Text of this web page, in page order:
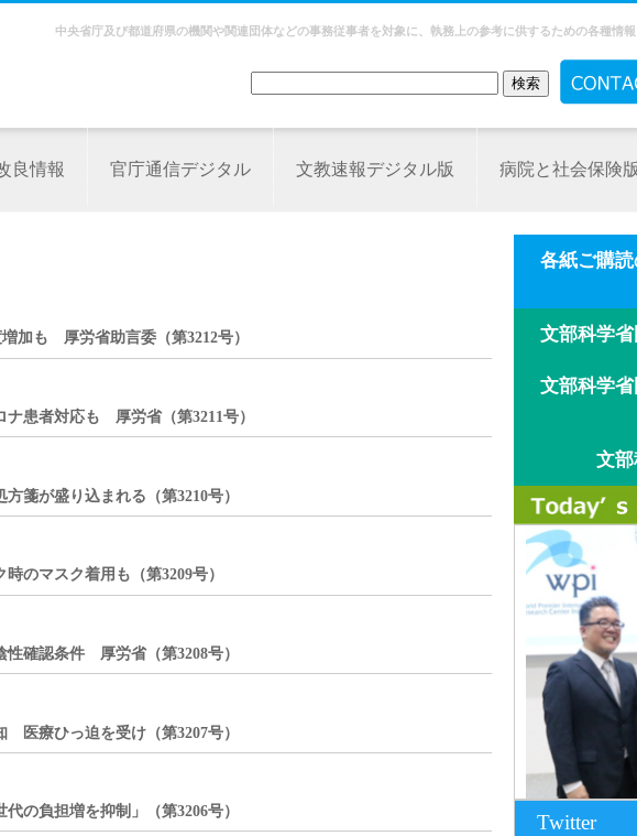
中央省庁及び都道府県の機関や関連団体などの事務従事者を対象に、執務上の参考に供するための各種情
良情報 官庁通信デジタル 文教速報デジタル版 病院と社会保険版
加も 厚労省助言委（第3212号）
患者対応も 厚労省（第3211号）
箋が盛り込まれる（第3210号）
のマスク着用も（第3209号）
確認条件 厚労省（第3208号）
療ひっ迫を受け（第3207号）
の負担増を抑制」（第3206号）
各紙ご購
文部科学
文部科学
文
Twitter